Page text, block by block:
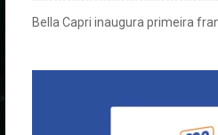
Bella Capri inaugura primeira